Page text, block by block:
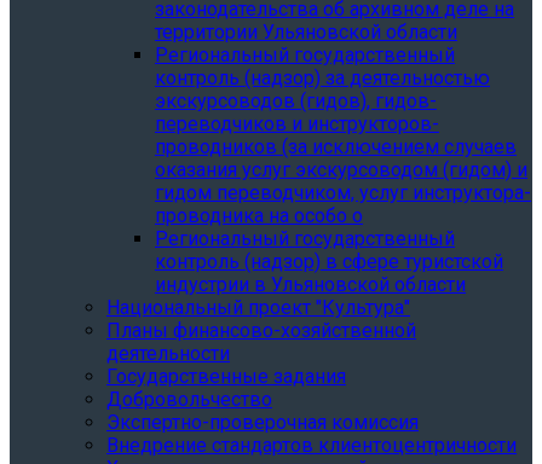
законодательства об архивном деле на
территории Ульяновской области
Региональный государственный
контроль (надзор) за деятельностью
экскурсоводов (гидов), гидов-
переводчиков и инструкторов-
проводников (за исключением случаев
оказания услуг экскурсоводом (гидом) и
гидом переводчиком, услуг инструктора-
проводника на особо о
Региональный государственный
контроль (надзор) в сфере туристской
индустрии в Ульяновской области
Национальный проект "Культура"
Планы финансово-хозяйственной
деятельности
Государственные задания
Добровольчество
Экспертно-проверочная комиссия
Внедрение стандартов клиентоцентричности